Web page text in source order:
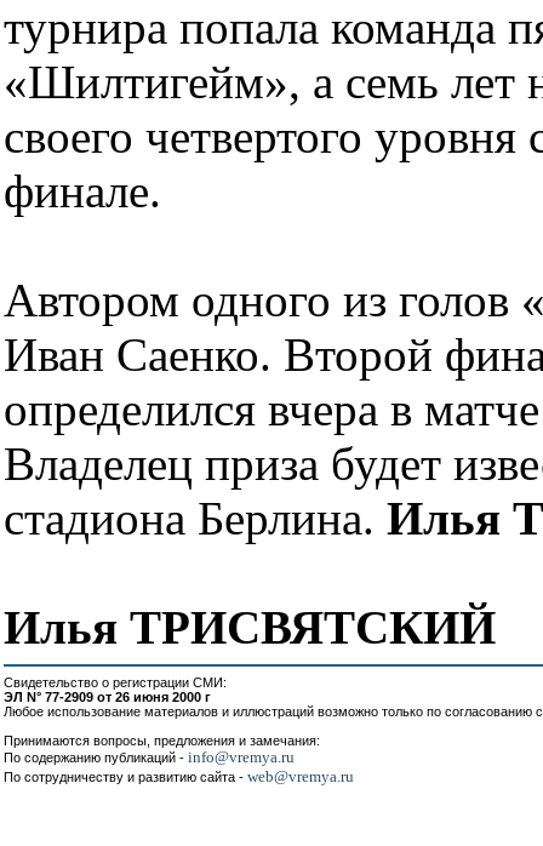
турнира попала команда
«Шилтигейм», а семь лет
своего четвертого
финале.
Автором одного из голов
Иван Саенко. Второй
определился вчера в
Владелец приза будет
стадиона Берлина. Илья
Илья ТРИСВЯТСКИЙ
Свидетельство о регистрации СМИ:
ЭЛ N° 77-2909 от 26 июня 2000 г
Любое использование материалов и иллюстраций возможно только по согласованию
Принимаются вопросы, предложения и замечания:
По содержанию публикаций - info@vremya.ru
По сотрудничеству и развитию сайта - web@vremya.ru